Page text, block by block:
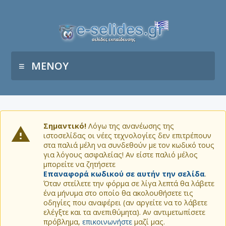
ΜΕΝΟΥ
Σημαντικό! Λόγω της ανανέωσης της
ιστοσελίδας οι νέες τεχνολογίες δεν επιτρέπουν
στα παλιά μέλη να συνδεθούν με τον κωδικό τους
για λόγους ασφαλείας! Αν είστε παλιό μέλος
μπορείτε να ζητήσετε
Επαναφορά κωδικού σε αυτήν την σελίδα.
Όταν στείλετε την φόρμα σε λίγα λεπτά θα λάβετε
ένα μήνυμα στο οποίο θα ακολουθήσετε τις
οδηγίες που αναφέρει (αν αργείτε να το λάβετε
ελέγξτε και τα ανεπιθύμητα). Αν αντιμετωπίσετε
πρόβλημα, επικοινωνήστε μαζί μας.